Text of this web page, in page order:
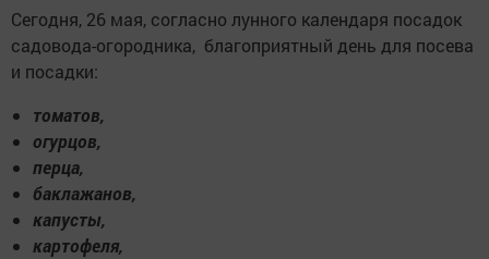
Сегодня, 26 мая, согласно лунного календаря посадок
садовода-огородника, благоприятный день для посева
и посадки:
томатов,
огурцов,
перца,
баклажанов,
капусты,
картофеля,